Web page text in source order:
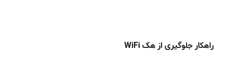
راهکار جلوگیری از هک WiFi